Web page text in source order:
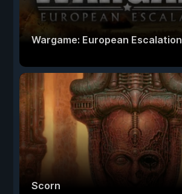
Wargame: European Escalation
Scorn